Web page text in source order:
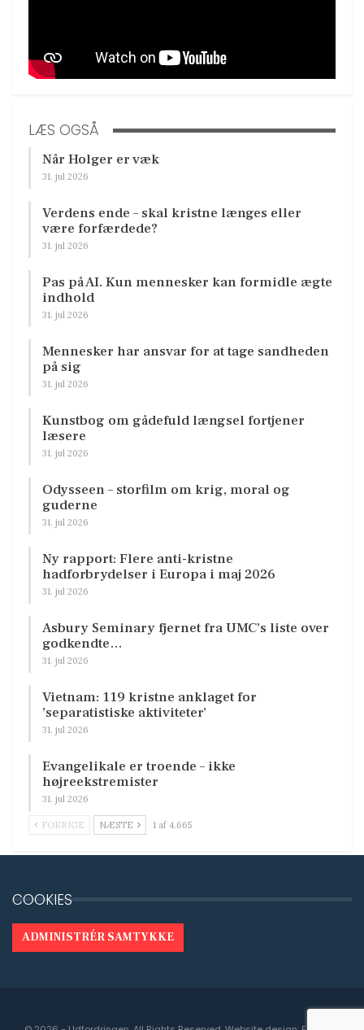
LÆS OGSÅ
Når Holger er væk
31. jul 2026
Verdens ende – skal kristne længes eller
være forfærdede?
31. jul 2026
Pas på AI. Kun mennesker kan formidle ægte
indhold
31. jul 2026
Mennesker har ansvar for at tage sandheden
på sig
31. jul 2026
Kunstbog om gådefuld længsel fortjener
læsere
31. jul 2026
Odysseen – storfilm om krig, moral og
guderne
31. jul 2026
Ny rapport: Flere anti-kristne
hadforbrydelser i Europa i maj 2026
31. jul 2026
Asbury Seminary fjernet fra UMC’s liste over
godkendte…
31. jul 2026
Vietnam: 119 kristne anklaget for
’separatistiske aktiviteter’
31. jul 2026
Evangelikale er troende – ikke
højreekstremister
31. jul 2026
FORRIGE NÆSTE 1 af 4.665
COOKIES
ADMINISTRÉR SAMTYKKE